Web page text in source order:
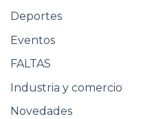
Deportes
Eventos
FALTAS
Industria y comercio
Novedades